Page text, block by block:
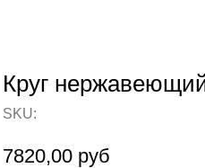
Круг
SKU:
7820,00 руб